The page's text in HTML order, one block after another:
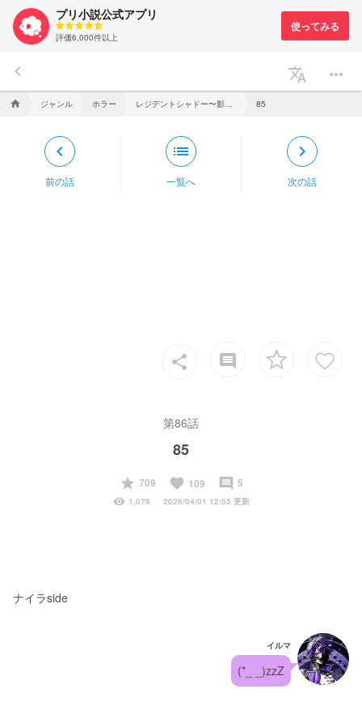
プリ小説公式アプリ
評価6,000件以上
keyboard_arrow_left translate more_horiz
home ジャンル ホラー 85
keyboard_arrow_left
前の話
list
一覧へ
keyboard_arrow_right
次の話
share insert_comment
第86話
85
start
709 favorite 109 insert_comment 5
visibility 1,079 2026/04/01 12:55 更新
ナイラside
イルマ
(*_ _)zzZ